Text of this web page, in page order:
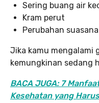
Sering buang air
Kram perut
Perubahan
Jika kamu mengalami
kemungkinan sedang
BACA JUGA: 7
Kesehatan yang